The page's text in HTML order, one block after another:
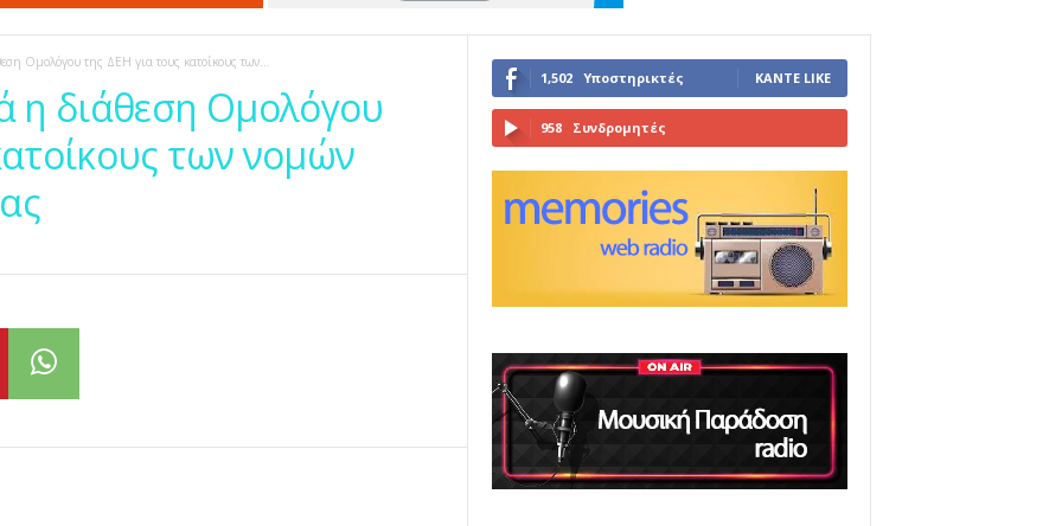
Ομολόγου της ΔΕΗ για τους κατοίκους των...
η διάθεση Ομολόγου
των νομών
1,502 Υποστηρικτές ΚΆΝΤΕ LIKE
958 Συνδρομητές
ΓΊΝΕΤΕ ΣΥΝΔΡΟΜΗΤΉΣ